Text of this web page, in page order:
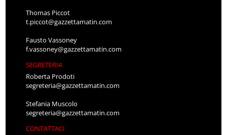
Thomas Piccot
t.piccot@gazzettamatin.com
Fausto Vassoney
f.vassoney@gazzettamatin.com
SEGRETERIA
Roberta Prodoti
segreteria@gazzettamatin.com
Stefania Muscolo
segreteria@gazzettamatin.com
CONTATTACI